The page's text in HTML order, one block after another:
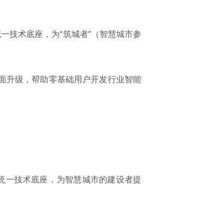
技术底座，为“筑城者”（智慧城市参
升级，帮助零基础用户开发行业智能
一技术底座，为智慧城市的建设者提